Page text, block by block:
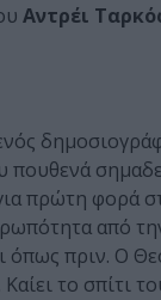
Αντρέι
πουθενά
πρώτη φορά
από
όπως πριν. Ο
το σπίτι